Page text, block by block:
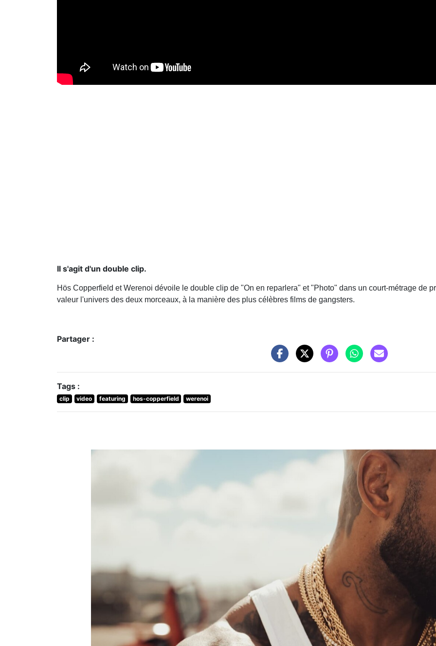
Il s'agit d'un double clip.
Hös Copperfield et Werenoi dévoile le double clip de "On en reparlera" et "Photo" dans un court-métrage de
valeur l'univers des deux morceaux, à la manière des plus célèbres films de gangsters.
Partager :
Tags :
clip video featuring hos-copperfield werenoi